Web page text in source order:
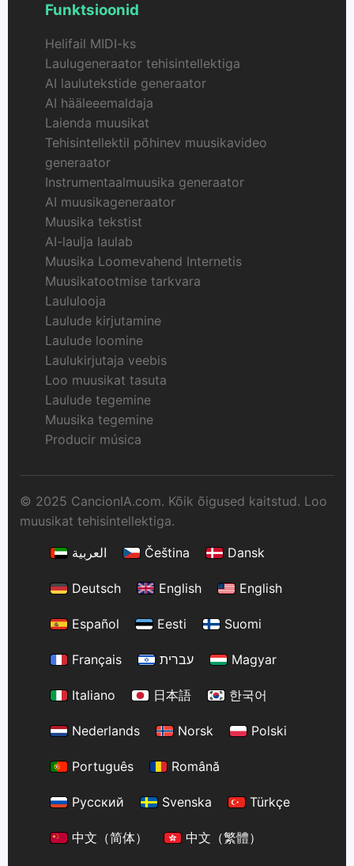
Funktsioonid
Helifail MIDI-ks
Laulugeneraator tehisintellektiga
AI laulutekstide generaator
AI hääleeemaldaja
Laienda muusikat
Tehisintellektil põhinev muusikavideo
generaator
Instrumentaalmuusika generaator
AI muusikageneraator
Muusika tekstist
AI-laulja laulab
Muusika Loomevahend Internetis
Muusikatootmise tarkvara
Laululooja
Laulude kirjutamine
Laulude loomine
Laulukirjutaja veebis
Loo muusikat tasuta
Laulude tegemine
Muusika tegemine
Producir música
© 2025 CancionIA.com. Kõik õigused kaitstud. Loo
muusikat tehisintellektiga.
العربية
Čeština Dansk
Deutsch English English
Español Eesti Suomi
Français עברית Magyar
Italiano 日本語 한국어
Nederlands Norsk Polski
Português Română
Русский Svenska Türkçe
中文（简体） 中文（繁體）